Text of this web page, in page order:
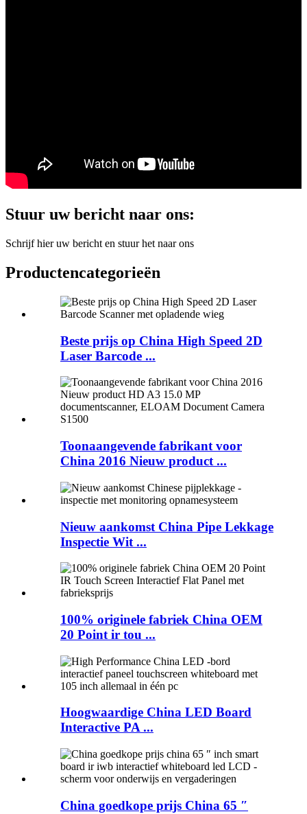
Stuur uw bericht naar ons:
Schrijf hier uw bericht en stuur het naar ons
Productencategorieën
Beste prijs op China High Speed ​​2D
Laser Barcode ...
Toonaangevende fabrikant voor
China 2016 Nieuw product ...
Nieuw aankomst China Pipe Lekkage
Inspectie Wit ...
100% originele fabriek China OEM
20 Point ir tou ...
Hoogwaardige China LED Board
Interactive PA ...
China goedkope prijs China 65 ″